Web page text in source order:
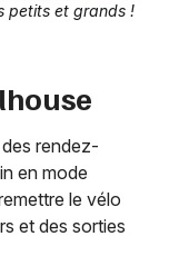
petits et grands !
rendez-
en mode
le vélo
et des sorties